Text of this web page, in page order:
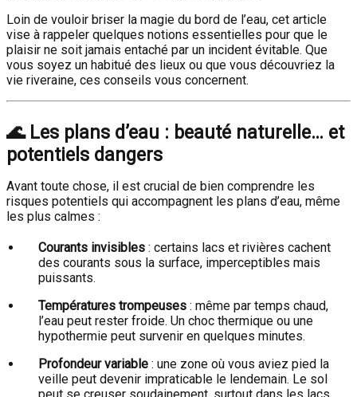
Loin de vouloir briser la magie du bord de l’eau, cet article
vise à rappeler quelques notions essentielles pour que le
plaisir ne soit jamais entaché par un incident évitable. Que
vous soyez un habitué des lieux ou que vous découvriez la
vie riveraine, ces conseils vous concernent.
🌊 Les plans d’eau : beauté naturelle… et
potentiels dangers
Avant toute chose, il est crucial de bien comprendre les
risques potentiels qui accompagnent les plans d’eau, même
les plus calmes :
Courants invisibles : certains lacs et rivières cachent
des courants sous la surface, imperceptibles mais
puissants.
Températures trompeuses : même par temps chaud,
l’eau peut rester froide. Un choc thermique ou une
hypothermie peut survenir en quelques minutes.
Profondeur variable : une zone où vous aviez pied la
veille peut devenir impraticable le lendemain. Le sol